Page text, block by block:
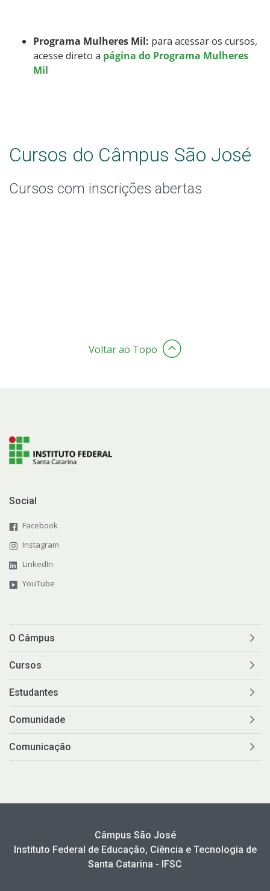
Estatísticas dos Processos Seletivos
Programa Mulheres Mil: para acessar os cursos,
acesse direto a página do Programa Mulheres
Mil
Cursos do Câmpus São José
Cursos com inscrições abertas
Voltar ao Topo
Social
Facebook
Instagram
LinkedIn
YouTube
O Câmpus
Cursos
Estudantes
Comunidade
Comunicação
Câmpus São José
Instituto Federal de Educação, Ciência e Tecnologia de
Santa Catarina - IFSC